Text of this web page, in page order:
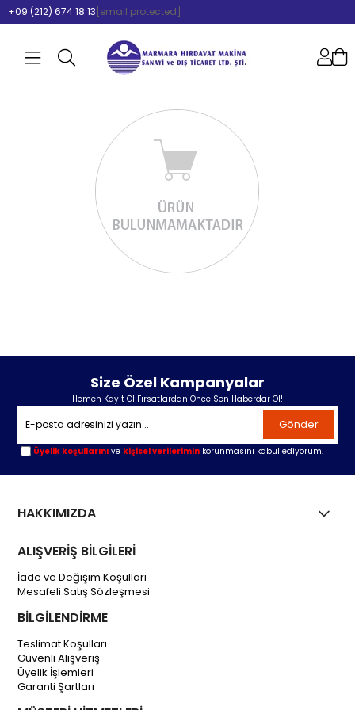
+09 (212) 674 18 13 [email protected]
Size Özel Kampanyalar
Hemen Kayıt Ol Fırsatlardan Önce Sen Haberdar Ol!
Gönder
Üyelik koşullarını ve kişisel verilerimin korunmasını kabul ediyorum.
HAKKIMIZDA
ALIŞVERİŞ BİLGİLERİ
İade ve Değişim Koşulları
Mesafeli Satış Sözleşmesi
BİLGİLENDİRME
Teslimat Koşulları
Güvenli Alışveriş
Üyelik İşlemleri
Garanti Şartları